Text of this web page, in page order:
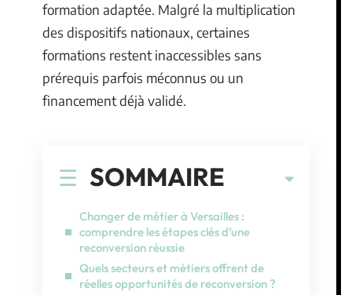
formation adaptée. Malgré la multiplication
des dispositifs nationaux, certaines
formations restent inaccessibles sans
prérequis parfois méconnus ou un
financement déjà validé.
SOMMAIRE
Changer de métier à Versailles :
comprendre les étapes clés d’une
reconversion réussie
Quels secteurs et métiers offrent de
réelles opportunités de reconversion ?